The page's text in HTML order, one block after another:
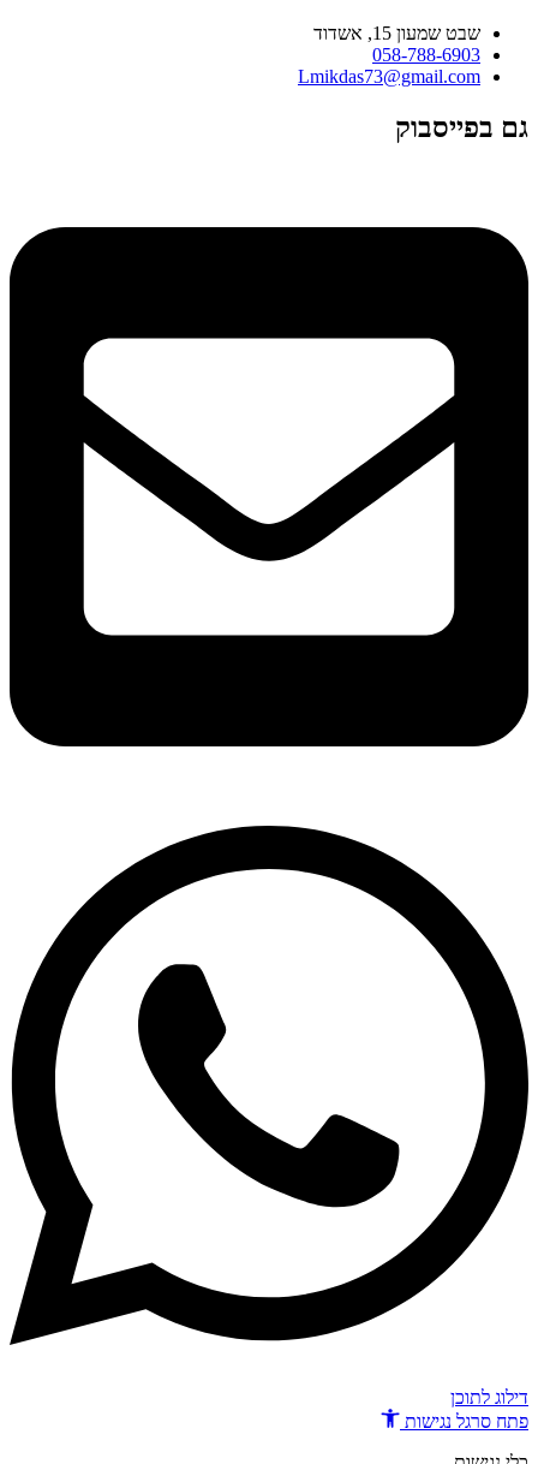
שבט שמעון 15, אשדוד
058-788-6903
Lmikdas73@gmail.com
גם בפייסבוק
דילוג לתוכן
פתח סרגל נגישות